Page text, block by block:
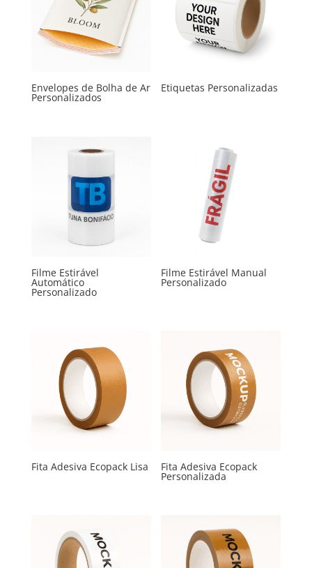
Envelopes de Bolha de Ar
Personalizados
Etiquetas Personalizadas
Filme Estirável
Automático
Personalizado
Filme Estirável Manual
Personalizado
Fita Adesiva Ecopack Lisa Fita Adesiva Ecopack
Personalizada